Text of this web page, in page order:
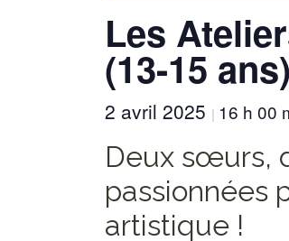
Les
(13-15 ans)
2 avril 2025 | 16 h 00
Deux sœurs,
passionnées
artistique !